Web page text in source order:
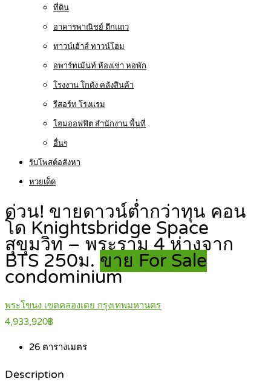
ที่ดิน
อาคารพาณิชย์ ตึกแถว
ทาวน์เฮ้าส์ ทาวน์โฮม
อพาร์ทเม้นท์ ห้องเช่า หอพัก
โรงงาน โกดัง คลังสินค้า
รีสอร์ท โรงแรม
โฮมออฟฟิต สำนักงาน พื้นที่
อื่นๆ
รับโพสต์อสังหา
หวยเด็ด
ด่วน! ขายดาวน์ต่ำกว่าทุน คอน
โด Knightsbridge Space
สุขุมวิท – พระราม 4 ห่างจาก
BTS 250ม. ขาย For Sale
condominium
พระโขนง เขตคลองเตย กรุงเทพมหานคร
4,933,920฿
26 ตารางเมตร
Description